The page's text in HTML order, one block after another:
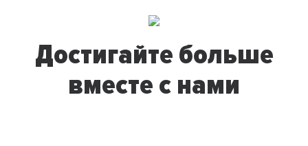
Достигайте больше
вместе с нами